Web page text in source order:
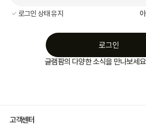
로그인 상태 유지
로그인
글램팜의 다양한 소식을 만나보세
고객센터